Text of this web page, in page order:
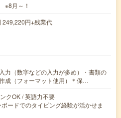
※8月～！
円+残業代
力（数字などの入力が多め）・書類の
成（フォーマット使用）＊保…
クOK / 英語力不要
ードでのタイピング経験が活かせま